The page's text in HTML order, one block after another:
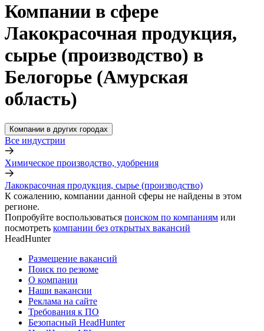
Компании в сфере
Лакокрасочная продукция,
сырье (производство) в
Белогорье (Амурская
область)
Компании в других городах
Все индустрии
Химическое производство, удобрения
Лакокрасочная продукция, сырье (производство)
К сожалению, компании данной сферы не найдены в этом
регионе.
Попробуйте воспользоваться поиском по компаниям или
посмотреть компании без открытых вакансий
HeadHunter
Размещение вакансий
Поиск по резюме
О компании
Наши вакансии
Реклама на сайте
Требования к ПО
Безопасный HeadHunter